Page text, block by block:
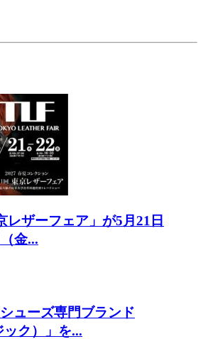
レザーフェア」が5月21日
金...
ューズ専門ブランド
ック）」を...